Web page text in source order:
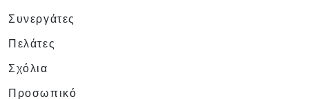
Συνεργάτες
Πελάτες
Σχόλια
Προσωπικό